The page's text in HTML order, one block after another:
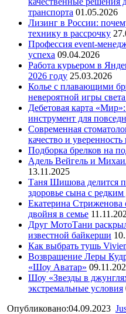
транспорта 01.05.2026
Лизинг в России:
технику в рассрочку
Профессия event-
успеха 09.04.2026
Работа курьером в
2026 году 25.03.2026
Колье с плавающими
невероятной игры
Дебетовая карта
инструмент для
Современная
качество и уверенность
Подборка брелков на
Адель Вейгель и
13.11.2025
Таня Шишова делится
здоровье сына с
Екатерина Стриженова
двойня в семье
Друг МотоТани
известной байкерши
Как выбрать тушь
Возвращение Леры
«Шоу Аватар»
Шоу «Звезды в
экстремальные условия
Опубликовано:04.09.2023